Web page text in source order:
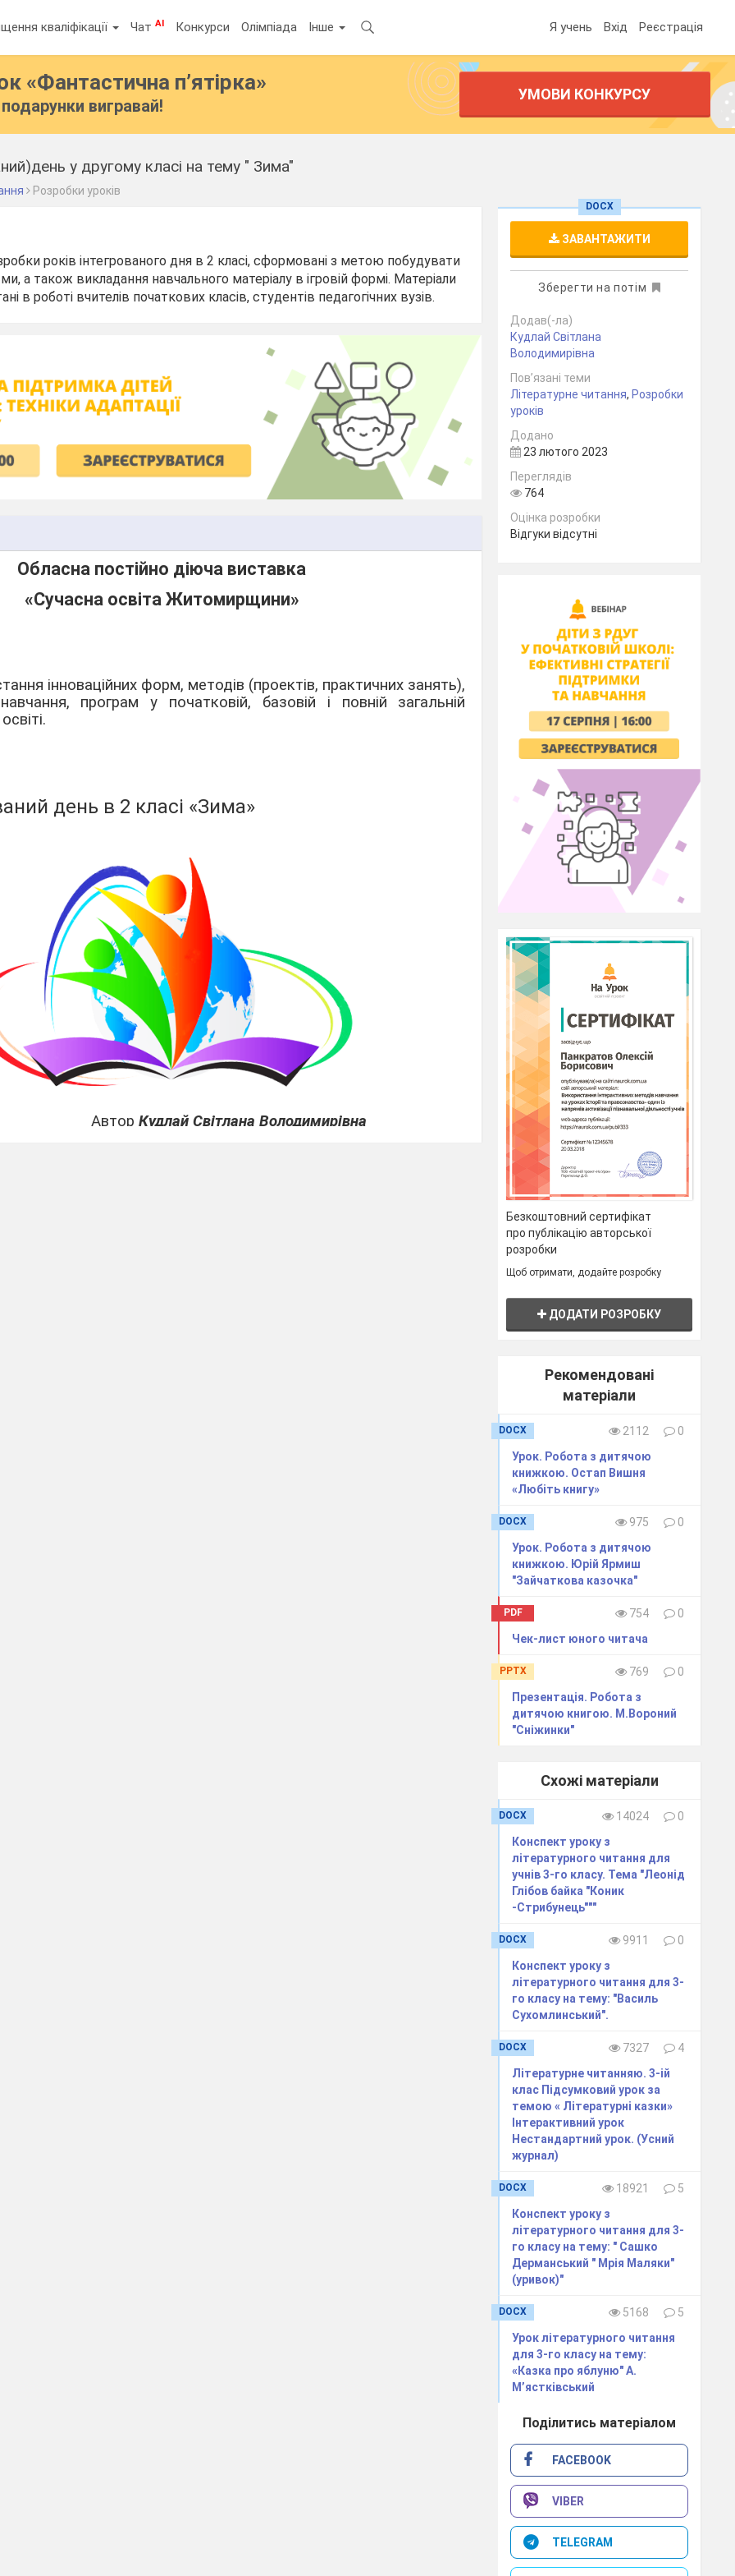
кваліфікації ЧатAI Конкурси Олімпіада Інше Я учень Вхід Реєстрація
«Фантастична п’ятірка»
вигравай!
УМОВИ КОНКУРСУ
у другому класі на тему " Зима"
Розробки уроків
років інтегрованого дня в 2 класі, сформовані з метою побудувати
а також викладання навчального матеріалу в ігровій формі. Матеріали
в роботі вчителів початкових класів, студентів педагогічних вузів.
Обласна постійно діюча виставка
«Сучасна освіта Житомирщини»
інноваційних форм, методів (проектів, практичних занять),
програм у початковій, базовій і повній загальній
день в 2 класі «Зима»
Автор Кудлай Світлана Володимирівна
DOCX
ЗАВАНТАЖИТИ
Зберегти на потім
Додав(-ла)
Кудлай Світлана
Володимирівна
Пов’язані теми
Літературне читання, Розробки
уроків
Додано
23 лютого 2023
Переглядів
764
Оцінка розробки
Відгуки відсутні
Безкоштовний сертифікат
про публікацію авторської
розробки
Щоб отримати, додайте розробку
ДОДАТИ РОЗРОБКУ
Рекомендовані
матеріали
DOCX 2112
0
Урок. Робота з дитячою
книжкою. Остап Вишня
«Любіть книгу»
DOCX 975
0
Урок. Робота з дитячою
книжкою. Юрій Ярмиш
"Зайчаткова казочка"
PDF 754
0
Чек-лист юного читача
PPTX 769
0
Презентація. Робота з
дитячою книгою. М.Вороний
"Сніжинки"
Схожі матеріали
DOCX 14024
0
Конспект уроку з
літературного читання для
учнів 3-го класу. Тема "Леонід
Глібов байка "Коник
-Стрибунець"""
DOCX 9911
0
Конспект уроку з
літературного читання для 3-
го класу на тему: "Василь
Сухомлинський".
DOCX 7327
4
Літературне читанняю. 3-ій
клас Підсумковий урок за
темою « Літературні казки»
Інтерактивний урок
Нестандартний урок. (Усний
журнал)
DOCX 18921
5
Конспект уроку з
літературного читання для 3-
го класу на тему: " Сашко
Дерманський " Мрія Маляки"
(уривок)"
DOCX 5168
5
Урок літературного читання
для 3-го класу на тему:
«Казка про яблуню" А.
М’ястківський
Поділитись матеріалом
FACEBOOK
VIBER
TELEGRAM